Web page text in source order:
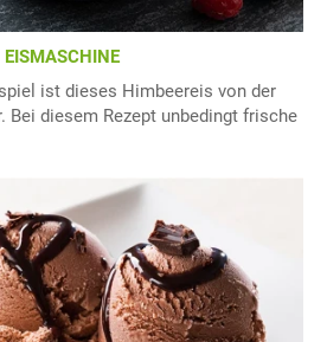
EISMASCHINE
ist dieses Himbeereis von der
Bei diesem Rezept unbedingt frische